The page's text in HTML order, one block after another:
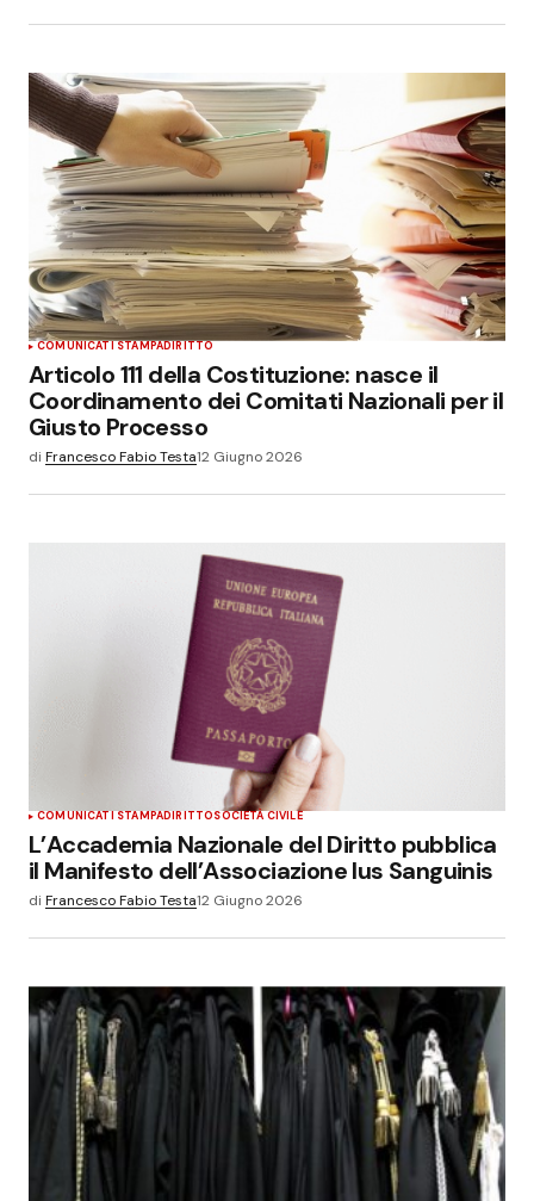
COMUNICATI STAMPADIRITTO
Articolo 111 della Costituzione: nasce il
Coordinamento dei Comitati Nazionali per il
Giusto Processo
di Francesco Fabio Testa12 Giugno 2026
COMUNICATI STAMPADIRITTOSOCIETÀ CIVILE
L’Accademia Nazionale del Diritto pubblica
il Manifesto dell’Associazione Ius Sanguinis
di Francesco Fabio Testa12 Giugno 2026